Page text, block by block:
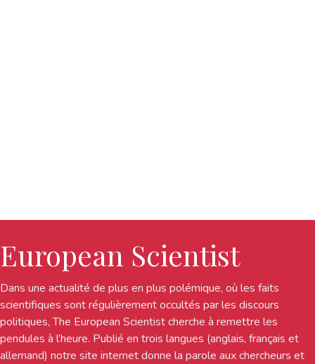
European Scientist
Dans une actualité de plus en plus polémique, où les faits
scientifiques sont régulièrement occultés par les discours
politiques, The European Scientist cherche à remettre les
pendules à l’heure. Publié en trois langues (anglais, français et
allemand) notre site internet donne la parole aux chercheurs et